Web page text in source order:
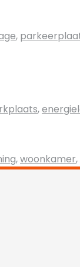
,
,
,woonkamer,